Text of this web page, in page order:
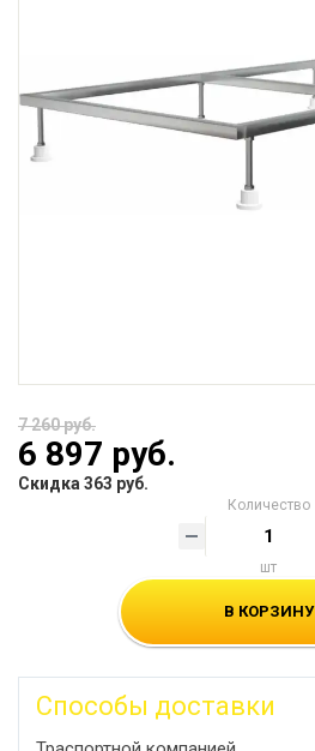
7 260 руб.
6 897 руб.
Скидка 363 руб.
Количество
шт
В КОРЗИНУ
Способы доставки